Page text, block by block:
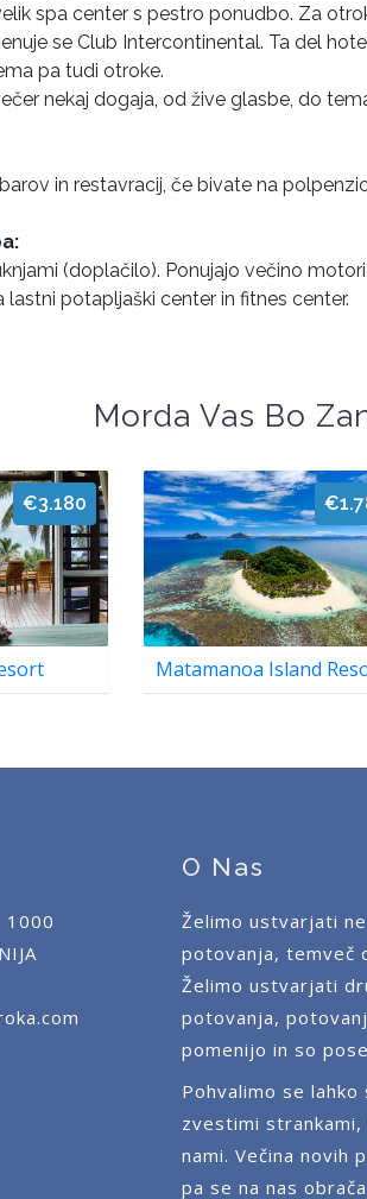
spa center s pestro ponudbo. Za
se Club Intercontinental. Ta del
pa tudi otroke.
nekaj dogaja, od žive glasbe, do
in restavracij, če bivate na
(doplačilo). Ponujajo večino
potapljaški center in fitnes center.
Morda Vas Bo
€3.180
Matamanoa Island
1000
O Nas
Želimo ustvarjati
potovanja, temveč
Želimo ustvarjati
potovanja,
pomenijo in so
Pohvalimo se lahko
zvestimi
nami. Večina novih
pa se na nas